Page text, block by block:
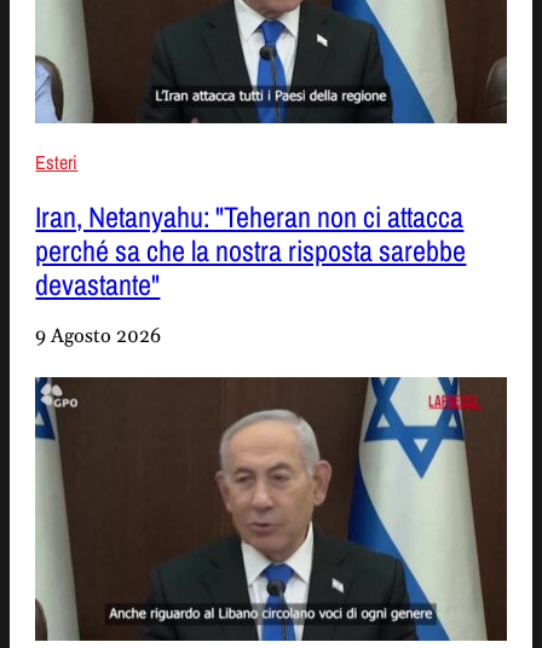
Esteri
Iran, Netanyahu: "Teheran non ci attacca
perché sa che la nostra risposta sarebbe
devastante"
9 Agosto 2026